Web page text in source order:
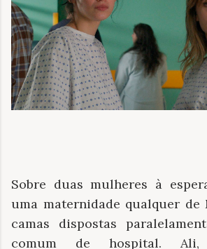
Sobre duas mulheres à
uma maternidade qualquer de
camas dispostas
comum de hospital. Ali,